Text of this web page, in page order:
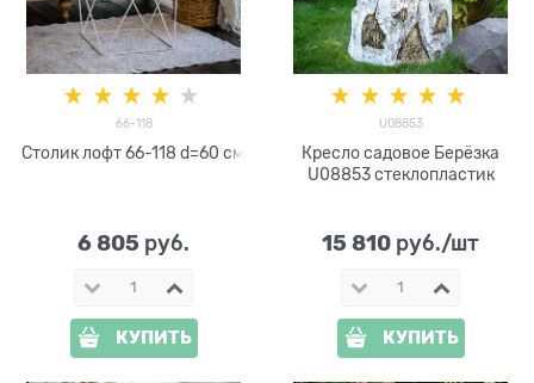
66-118
Столик лофт 66-118 d=60 см
6 805 руб.
КУПИТЬ
U08853
Кресло садовое Берёзка
U08853 стеклопластик
15 810 руб./шт
КУПИТЬ